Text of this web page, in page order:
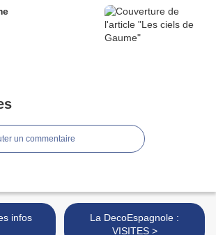
un commentaire
infos
La DecoEspagnole :
VISITES >